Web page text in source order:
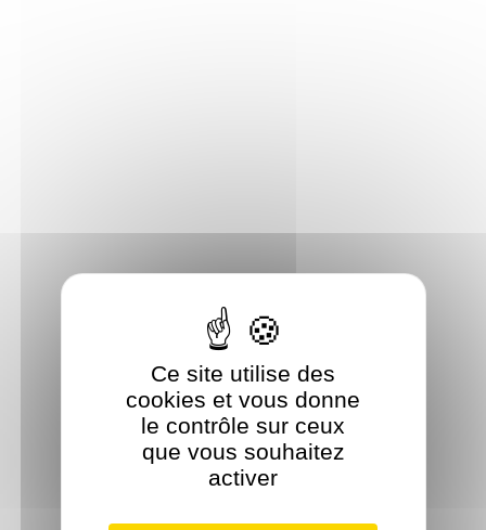
Ce site utilise des
cookies et vous donne
le contrôle sur ceux
que vous souhaitez
activer